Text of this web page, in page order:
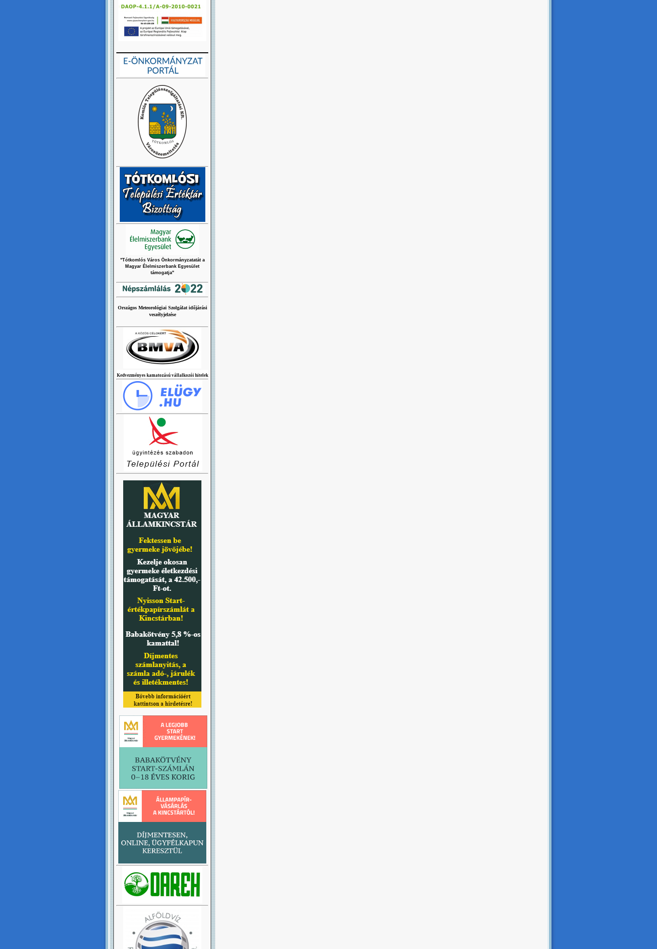
"Tótkomlós Város Önkormányzatatát a
Magyar Élelmiszerbank Egyesület
támogatja"
Országos Meteorológiai Szolgálat időjárási
veszélyjelzése
Kedvezményes kamatozású vállalkozói hitelek